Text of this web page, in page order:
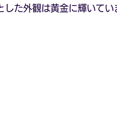
した外観は黄金に輝いてい